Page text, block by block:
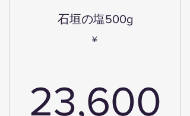
石垣の塩500g
¥
23,600